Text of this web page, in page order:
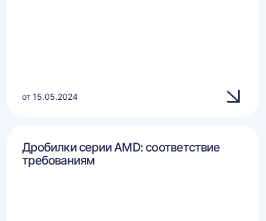
от 15.05.2024
Дробилки серии AMD: соответствие
требованиям